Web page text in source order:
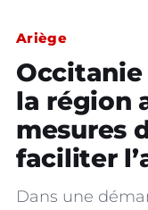
Ariège
la région
mesures
faciliter
Dans une